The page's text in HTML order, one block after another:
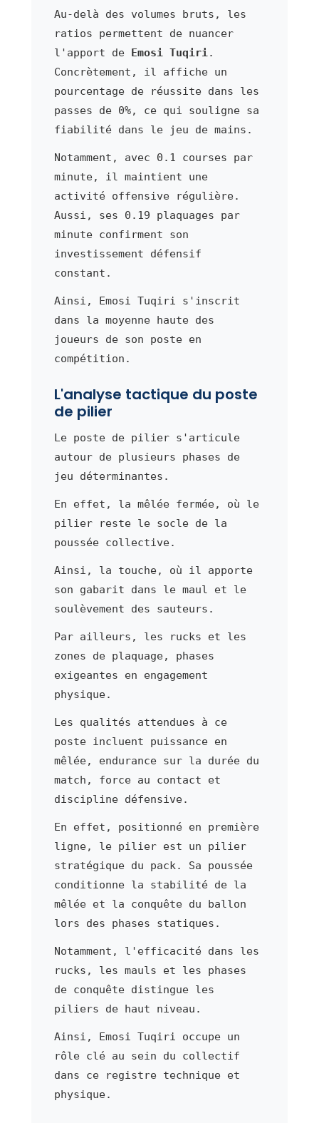
Au-delà des volumes bruts, les
ratios permettent de nuancer
l'apport de Emosi Tuqiri.
Concrètement, il affiche un
pourcentage de réussite dans les
passes de 0%, ce qui souligne sa
fiabilité dans le jeu de mains.
Notamment, avec 0.1 courses par
minute, il maintient une
activité offensive régulière.
Aussi, ses 0.19 plaquages par
minute confirment son
investissement défensif
constant.
Ainsi, Emosi Tuqiri s'inscrit
dans la moyenne haute des
joueurs de son poste en
compétition.
L'analyse tactique du poste
de pilier
Le poste de pilier s'articule
autour de plusieurs phases de
jeu déterminantes.
En effet, la mêlée fermée, où le
pilier reste le socle de la
poussée collective.
Ainsi, la touche, où il apporte
son gabarit dans le maul et le
soulèvement des sauteurs.
Par ailleurs, les rucks et les
zones de plaquage, phases
exigeantes en engagement
physique.
Les qualités attendues à ce
poste incluent puissance en
mêlée, endurance sur la durée du
match, force au contact et
discipline défensive.
En effet, positionné en première
ligne, le pilier est un pilier
stratégique du pack. Sa poussée
conditionne la stabilité de la
mêlée et la conquête du ballon
lors des phases statiques.
Notamment, l'efficacité dans les
rucks, les mauls et les phases
de conquête distingue les
piliers de haut niveau.
Ainsi, Emosi Tuqiri occupe un
rôle clé au sein du collectif
dans ce registre technique et
physique.